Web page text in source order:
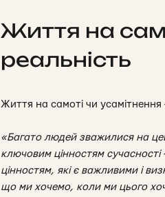
Життя на
реальність
Життя на самоті чи усамітнення
«Багато людей зважилися на
ключовим цінностям сучасності
цінностям, які є важливими і
що ми хочемо, коли ми цього